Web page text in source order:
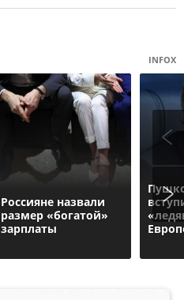
INFOX
Россияне назвали
размер «богатой»
зарплаты